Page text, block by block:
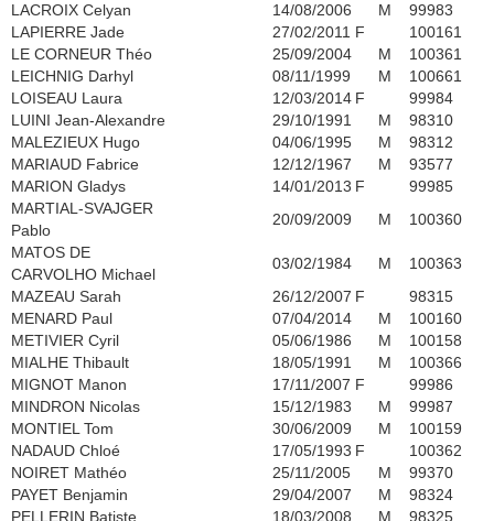
LACROIX Celyan
14/08/2006 M
99983
LAPIERRE Jade
27/02/2011 F
100161
LE CORNEUR Théo
25/09/2004 M
100361
LEICHNIG Darhyl
08/11/1999 M
100661
LOISEAU Laura
12/03/2014 F
99984
LUINI Jean-Alexandre
29/10/1991 M
98310
MALEZIEUX Hugo
04/06/1995 M
98312
MARIAUD Fabrice
12/12/1967 M
93577
MARION Gladys
14/01/2013 F
99985
MARTIAL-SVAJGER
Pablo
20/09/2009 M
100360
MATOS DE
CARVOLHO Michael
03/02/1984 M
100363
MAZEAU Sarah
26/12/2007 F
98315
MENARD Paul
07/04/2014 M
100160
METIVIER Cyril
05/06/1986 M
100158
MIALHE Thibault
18/05/1991 M
100366
MIGNOT Manon
17/11/2007 F
99986
MINDRON Nicolas
15/12/1983 M
99987
MONTIEL Tom
30/06/2009 M
100159
NADAUD Chloé
17/05/1993 F
100362
NOIRET Mathéo
25/11/2005 M
99370
PAYET Benjamin
29/04/2007 M
98324
PELLERIN Batiste
18/03/2008 M
98325